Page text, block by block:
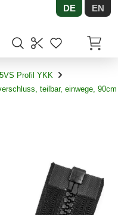
DE EN
Profil YKK
teilbar, einwege, 90cm